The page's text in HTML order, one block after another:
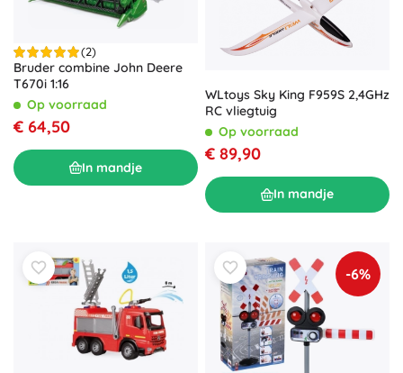
(2)
Bruder combine John Deere
T670i 1:16
Op voorraad
€ 64,50
In mandje
WLtoys Sky King F959S 2,4GHz
RC vliegtuig
Op voorraad
€ 89,90
In mandje
-6%